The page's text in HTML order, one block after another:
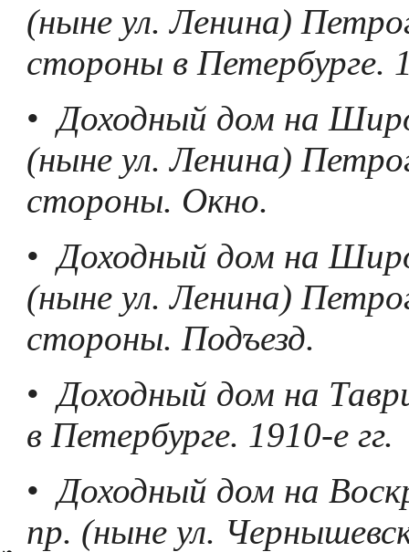
(ныне ул. Ленина)
стороны в Петербурге.
•Доходный дом на
(ныне ул. Ленина)
стороны. Окно.
•Доходный дом на
(ныне ул. Ленина)
стороны. Подъезд.
•Доходный дом на
в Петербурге. 1910-е гг.
•Доходный дом на
пр. (ныне ул.